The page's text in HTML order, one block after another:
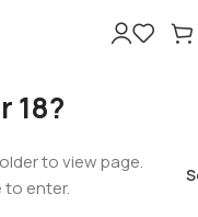
18?
to view page.
to enter.
Cannabis